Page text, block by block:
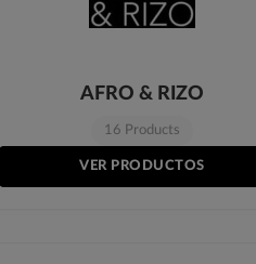
AFRO & RIZO
16 Products
VER PRODUCTOS